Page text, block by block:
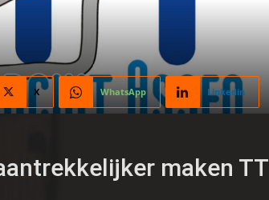
X WhatsApp Linkedin
maken TT